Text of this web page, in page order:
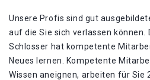
Unsere Profis sind gut
auf die Sie sich verlassen können.
Schlosser hat kompetente
Neues lernen. Kompetente
Wissen aneignen, arbeiten für Sie